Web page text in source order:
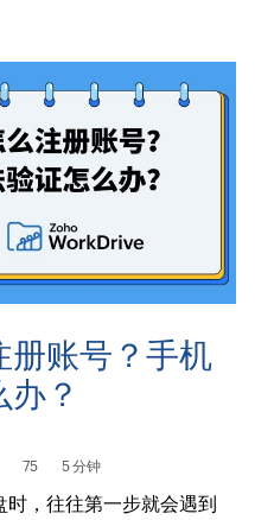
册账号？手机
？
75 5 分钟
，往往第一步就会遇到